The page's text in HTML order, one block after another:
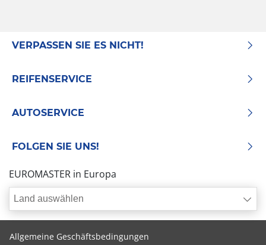
VERPASSEN SIE ES NICHT!
REIFENSERVICE
AUTOSERVICE
FOLGEN SIE UNS!
EUROMASTER in Europa
Land auswählen
Allgemeine Geschäftsbedingungen